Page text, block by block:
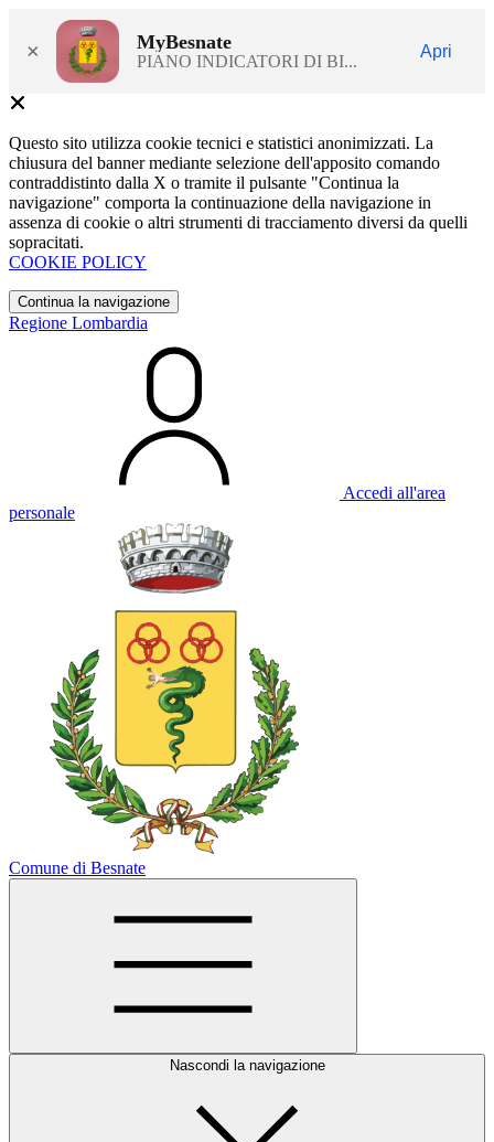
× MyBesnate
PIANO INDICATORI DI BI...
Apri
Questo sito utilizza cookie tecnici e statistici anonimizzati. La
chiusura del banner mediante selezione dell'apposito comando
contraddistinto dalla X o tramite il pulsante "Continua la
navigazione" comporta la continuazione della navigazione in
assenza di cookie o altri strumenti di tracciamento diversi da quelli
sopracitati.
COOKIE POLICY
Continua la navigazione
Regione Lombardia
Accedi all'area
personale
Comune di Besnate
Nascondi la navigazione